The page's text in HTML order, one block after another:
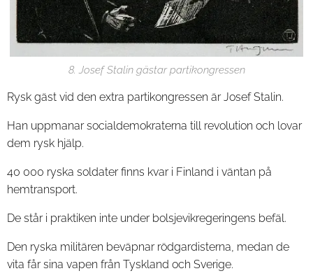
8. Josef Stalin gästar partikongressen
Rysk gäst vid den extra partikongressen är Josef Stalin.
Han uppmanar socialdemokraterna till revolution och lovar
dem rysk hjälp.
40 000 ryska soldater finns kvar i Finland i väntan på
hemtransport.
De står i praktiken inte under bolsjevikregeringens befäl.
Den ryska militären beväpnar rödgardisterna, medan de
vita får sina vapen från Tyskland och Sverige.